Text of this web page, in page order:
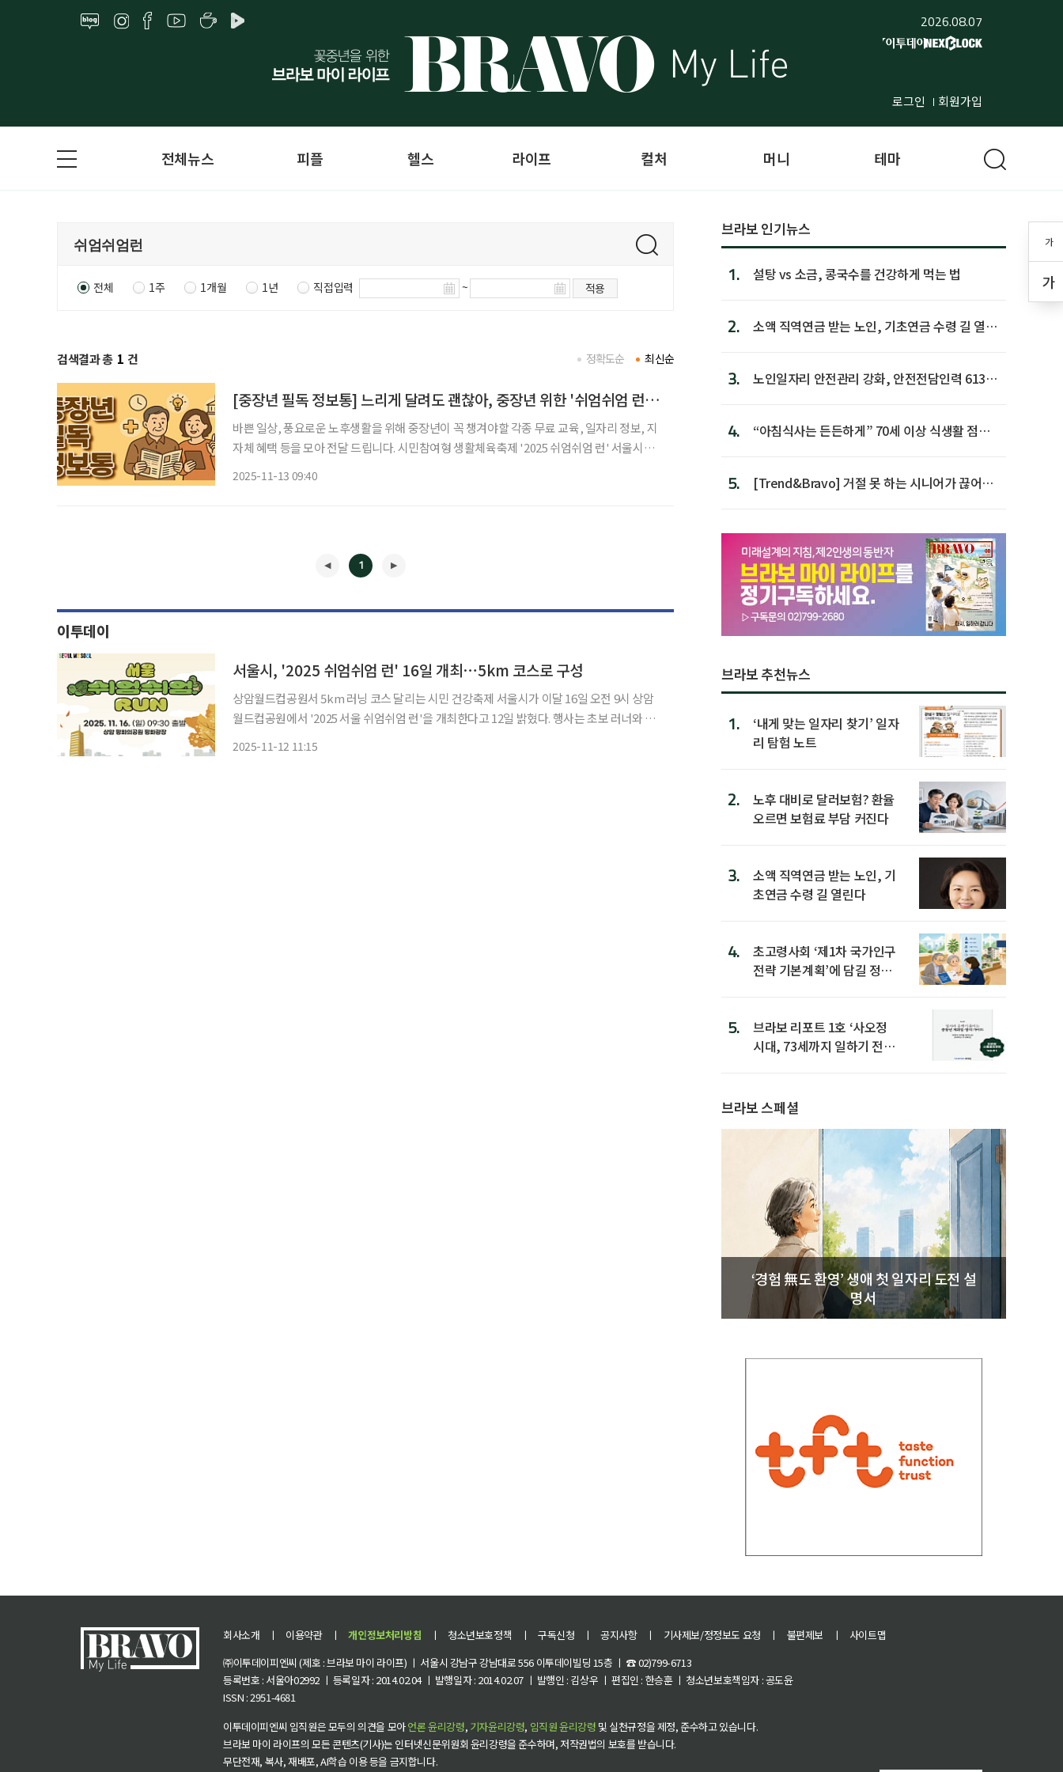
2026.08.07
로그인 회원가입
가
가
전체뉴스 피플 헬스 라이프 컬처 머니 테마
전체 1주 1개월 1년 직접입력 ~ 적용
검색결과 총 1 건 최신순
정확도순
[중장년 필독 정보통] 느리게 달려도 괜찮아, 중장년 위한 '쉬엄쉬엄 런' 개최 外
바쁜 일상, 풍요로운 노후생활을 위해 중장년이 꼭 챙겨야할 각종 무료 교육, 일자리 정보, 지
자체 혜택 등을 모아 전달 드립니다. 시민참여형 생활체육축제 '2025 쉬엄쉬엄 런' 서울시는
2025-11-13 09:40
1
이투데이
서울시, '2025 쉬엄쉬엄 런' 16일 개최⋯5km 코스로 구성
상암월드컵공원서 5km 러닝 코스 달리는 시민 건강축제 서울시가 이달 16일 오전 9시 상암
월드컵공원에서 '2025 서울 쉬엄쉬엄 런'을 개최한다고 12일 밝혔다. 행사는 초보 러너와 운
2025-11-12 11:15
브라보 인기뉴스
1. 설탕 vs 소금, 콩국수를 건강하게 먹는 법
2.
소액 직역연금 받는 노인, 기초연금 수령 길 열린
3.
노인일자리 안전관리 강화, 안전전담인력 613명
4.
“아침식사는 든든하게” 70세 이상 식생활 점수
5.
[Trend&Bravo] 거절 못 하는 시니어가 끊어야
브라보 추천뉴스
1.
‘내게 맞는 일자리 찾기’ 일자
리 탐험 노트
2.
노후 대비로 달러보험? 환율
오르면 보험료 부담 커진다
3.
소액 직역연금 받는 노인, 기
초연금 수령 길 열린다
4.
초고령사회 ‘제1차 국가인구
전략 기본계획’에 담길 정책
5.
브라보 리포트 1호 ‘사오정
시대, 73세까지 일하기 전략’
브라보 스페셜
‘경험 無도 환영’ 생애 첫 일자리 도전 설
명서
회사소개 ㅣ 이용약관 ㅣ 개인정보처리방침 ㅣ 청소년보호정책 ㅣ 구독신청 ㅣ 공지사항 ㅣ 기사제보/정정보도 요청 ㅣ 불편제보 ㅣ
사이트맵
㈜이투데이피엔씨 (제호 : 브라보 마이 라이프) ㅣ 서울시 강남구 강남대로 556 이투데이빌딩 15층 ㅣ ☎ 02)799-6713
등록번호 : 서울아02992 ㅣ 등록일자 : 2014.02.04 ㅣ 발행일자 : 2014.02.07 ㅣ 발행인 : 김상우 ㅣ 편집인 : 한승훈 ㅣ 청소년보호책임자 : 공도윤
ISSN : 2951-4681
이투데이피엔씨 임직원은 모두의 의견을 모아언론 윤리강령, 기자윤리강령, 임직원 윤리강령 및 실천규정을 제정, 준수하고 있습니다.
브라보 마이 라이프의 모든 콘텐츠(기사)는 인터넷신문위원회 윤리강령을 준수하며, 저작권법의 보호를 받습니다.
무단전재, 복사, 재배포, AI학습 이용 등을 금지합니다.